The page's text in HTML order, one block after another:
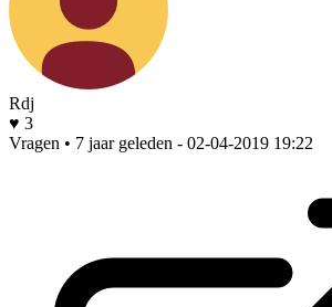
Rdj
♥ 3
Vragen • 7 jaar geleden - 02-04-2019 19:22